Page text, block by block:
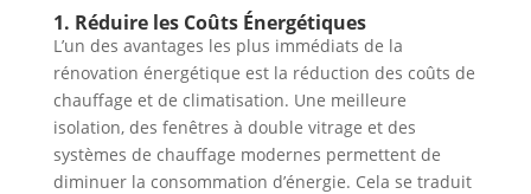
1. Réduire les Coûts Énergétiques
L’un des avantages les plus immédiats de la
rénovation énergétique est la réduction des coûts de
chauffage et de climatisation. Une meilleure
isolation, des fenêtres à double vitrage et des
systèmes de chauffage modernes permettent de
diminuer la consommation d’énergie. Cela se traduit